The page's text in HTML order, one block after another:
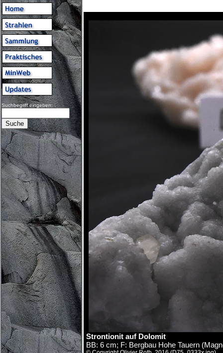
Suchbegriff eingeben:
Strontionit auf Dolomit
BB: 6 cm; F: Bergbau Hohe Tauern